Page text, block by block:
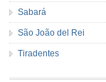
Sabará
São João del Rei
Tiradentes